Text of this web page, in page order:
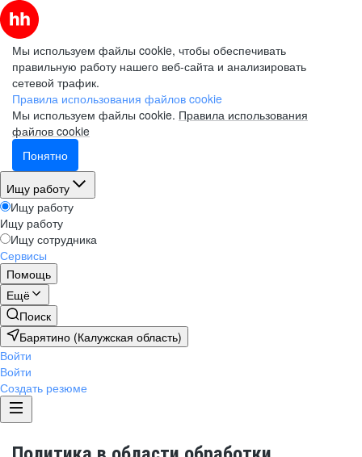
Мы используем файлы cookie, чтобы обеспечивать
правильную работу нашего веб-сайта и анализировать
сетевой трафик.
Правила использования файлов cookie
Мы используем файлы cookie. Правила использования
файлов cookie
Понятно
Ищу работу
Ищу работу
Ищу работу
Ищу сотрудника
Сервисы
Помощь
Ещё
Поиск
Барятино (Калужская область)
Войти
Войти
Создать резюме